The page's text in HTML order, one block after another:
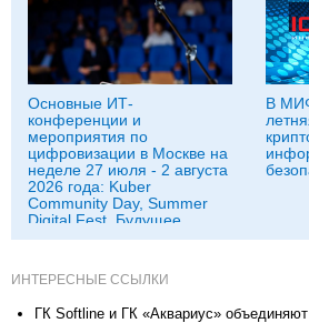
Основные ИТ-
конференции и
мероприятия по
цифровизации в Москве на
неделе 27 июля - 2 августа
2026 года: Kuber
Community Day, Summer
Digital Fest, Будущее
исследований в
В
ИНТЕРЕСНЫЕ ССЫЛКИ
ГК Softline и ГК «Аквариус»